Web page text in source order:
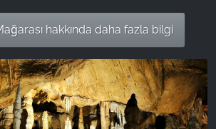
hakkında daha fazla bilgi